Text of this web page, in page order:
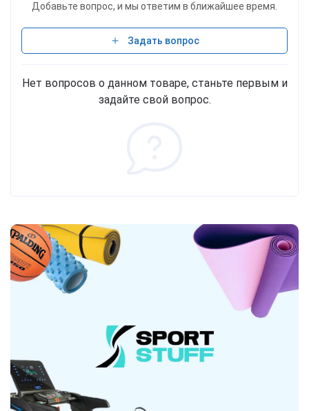
Добавьте вопрос, и мы ответим в ближайшее время.
Задать вопрос
Нет вопросов о данном товаре, станьте первым и
задайте свой вопрос.